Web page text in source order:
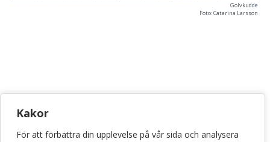
Kakor
För att förbättra din upplevelse på vår sida och analysera
Golvkudde
Foto: Catarina Larsson
KONSTHANTVERKSCENTRUM
Bellmansgatan 5 • 118 20 Stockholm
info@konsthantverkscentrum.se